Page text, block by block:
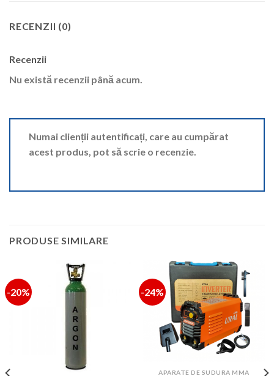
RECENZII (0)
Recenzii
Nu există recenzii până acum.
Numai clienții autentificați, care au cumpărat
acest produs, pot să scrie o recenzie.
PRODUSE SIMILARE
-20% -24%
APARATE DE SUDURA MMA